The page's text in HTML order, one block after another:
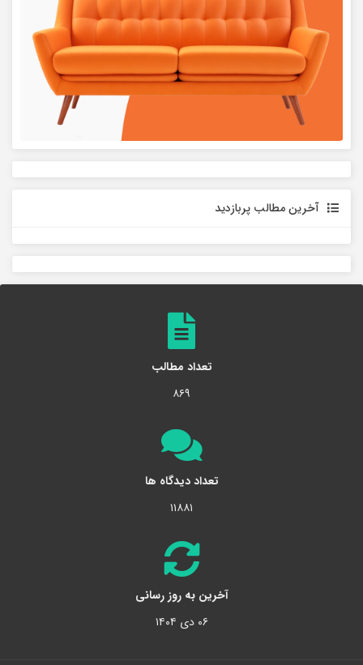
آخرین مطالب پربازدید
تعداد مطالب
۸۶۹
تعداد دیدگاه ها
۱۱۸۸۱
آخرین به روز رسانی
۰۶ دی ۱۴۰۴